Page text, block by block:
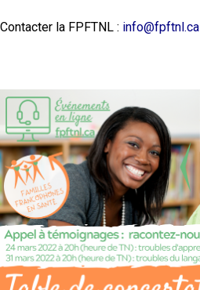
Contacter la FPFTNL : info@fpftnl.ca